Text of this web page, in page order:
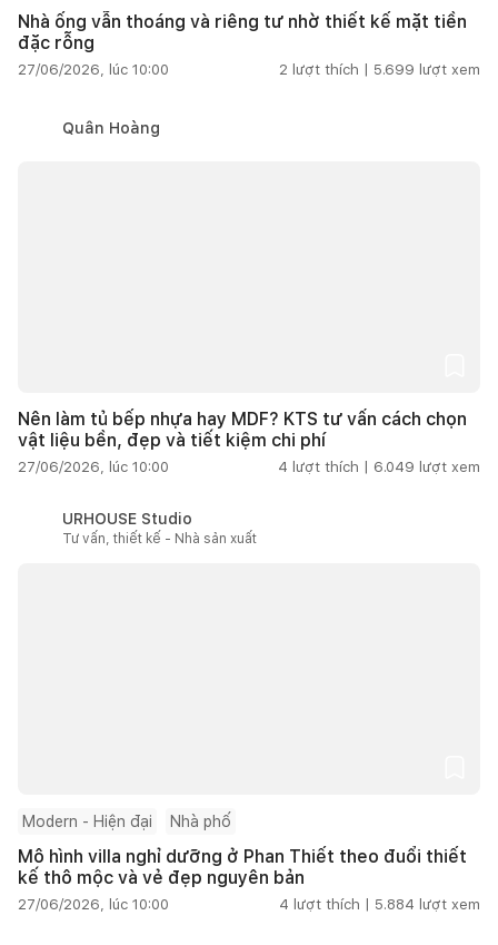
Nhà ống vẫn thoáng và riêng tư nhờ thiết kế mặt tiền
đặc rỗng
27/06/2026, lúc 10:00 2 lượt thích | 5.699 lượt xem
Quân Hoàng
Nên làm tủ bếp nhựa hay MDF? KTS tư vấn cách chọn
vật liệu bền, đẹp và tiết kiệm chi phí
27/06/2026, lúc 10:00 4 lượt thích | 6.049 lượt xem
URHOUSE Studio
Tư vấn, thiết kế - Nhà sản xuất
Modern - Hiện đại Nhà phố
Mô hình villa nghỉ dưỡng ở Phan Thiết theo đuổi thiết
kế thô mộc và vẻ đẹp nguyên bản
27/06/2026, lúc 10:00 4 lượt thích | 5.884 lượt xem